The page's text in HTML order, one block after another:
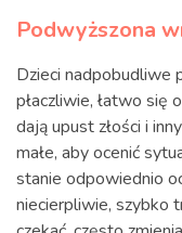
Podwyższona
Dzieci nadpobudliwe
płaczliwie, łatwo się
dają upust złości i
małe, aby ocenić
stanie odpowiednio
niecierpliwie, szybko